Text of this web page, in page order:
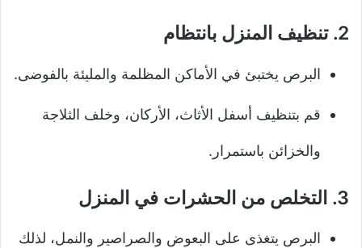
2. تنظيف المنزل بانتظام
البرص يختبئ في الأماكن المظلمة والمليئة بالفوضى.
قم بتنظيف أسفل الأثاث، الأركان، وخلف الثلاجة
والخزائن باستمرار.
3. التخلص من الحشرات في المنزل
البرص يتغذى على البعوض والصراصير والنمل، لذلك